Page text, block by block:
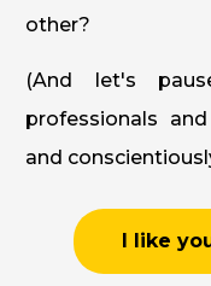
other?
(And let's
professionals
and
I like